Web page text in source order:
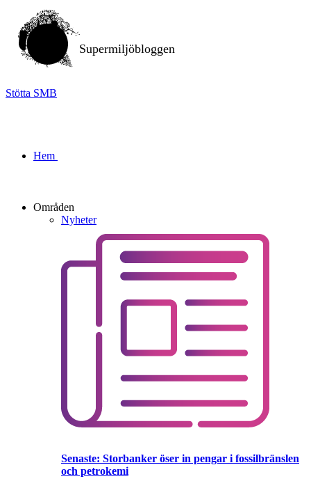
Supermiljöbloggen
Stötta SMB
Hem
Områden
Nyheter
Senaste: Storbanker öser in pengar i fossilbränslen
och petrokemi